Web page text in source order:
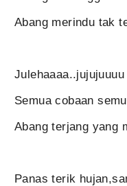
Abang merindu tak
Semua cobaan
Abang terjang yang
Panas terik